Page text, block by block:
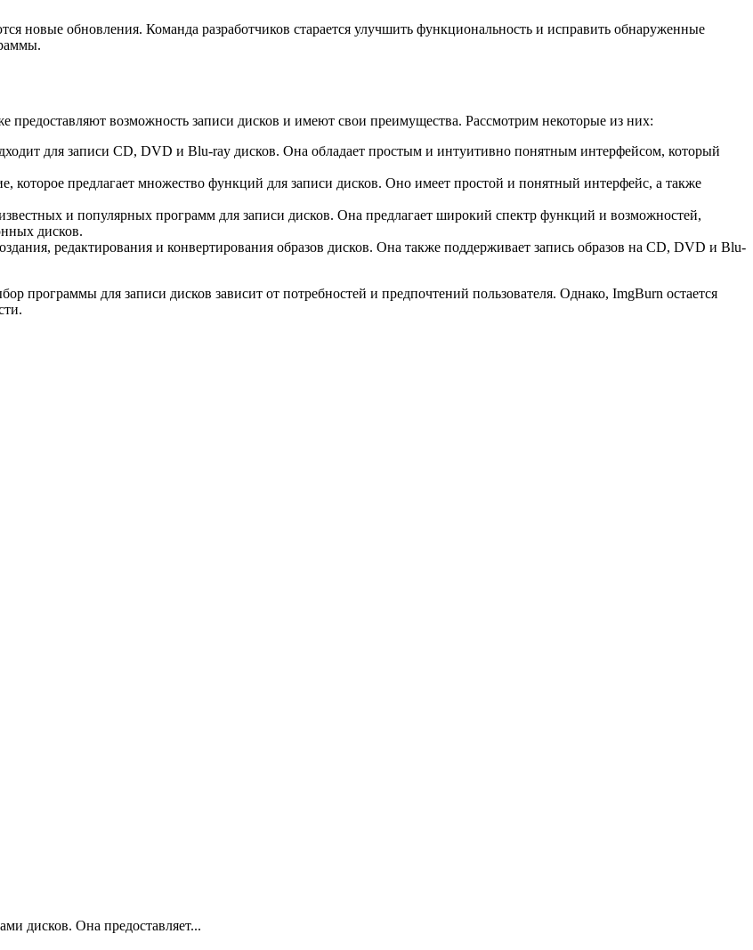
новые обновления. Команда разработчиков старается улучшить функциональность и исправить обнаруженные
предоставляют возможность записи дисков и имеют свои преимущества. Рассмотрим некоторые из них:
для записи CD, DVD и Blu-ray дисков. Она обладает простым и интуитивно понятным интерфейсом, который
которое предлагает множество функций для записи дисков. Оно имеет простой и понятный интерфейс, а также
и популярных программ для записи дисков. Она предлагает широкий спектр функций и возможностей,
дисков.
редактирования и конвертирования образов дисков. Она также поддерживает запись образов на CD, DVD и Blu-
программы для записи дисков зависит от потребностей и предпочтений пользователя. Однако, ImgBurn остается
дисков. Она предоставляет...